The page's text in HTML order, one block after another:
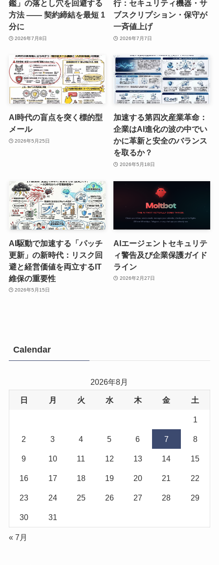
鑑」の落とし穴を回避する
方法 —— 契約締結を最短 1
分に
2026年7月8日
行：セキュリティ機器・サ
ブスクリプション・保守が
一斉値上げ
2026年7月7日
AI時代の盲点を突く標的型
メール
2026年5月25日
加速する第四次産業革命：
企業はAI進化の波の中でい
かに革新と安全のバランス
を取るか？
2026年5月18日
AI駆動で加速する「パッチ
更新」の新時代：リスク回
避と経営価値を両立するIT
維保の重要性
2026年5月15日
AIエージェントセキュリテ
ィ警告及び企業保護ガイド
ライン
2026年2月27日
Calendar
2026年8月
日 月 火 水 木 金 土
1
2 3 4 5 6 7 8
9 10 11 12 13 14 15
16 17 18 19 20 21 22
23 24 25 26 27 28 29
30 31
« 7月